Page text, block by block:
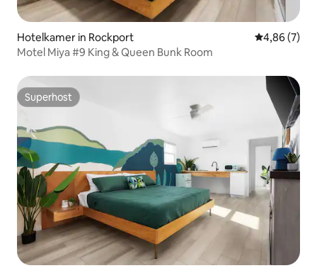
Hotelkamer in Rockport Gemiddelde
4,86 (7)
Motel Miya #9 King & Queen Bunk Room
Superhost
Superhost